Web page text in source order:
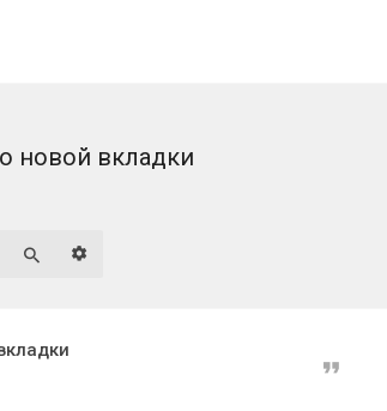
новой вкладки
Расширенный поиск
Цитата